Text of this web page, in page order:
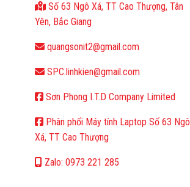
Số 63 Ngô Xá, TT Cao Thượng, Tân
Yên, Bắc Giang
quangsonit2@gmail.com
SPC.linhkien@gmail.com
Sơn Phong I.T.D Company Limited
Phân phối Máy tính Laptop Số 63 Ngô
Xá, TT Cao Thượng
Zalo: 0973 221 285